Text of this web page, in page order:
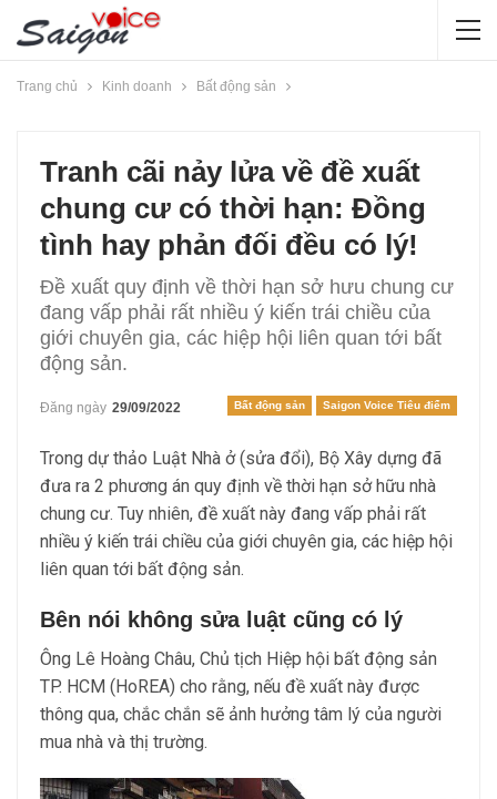
Trang chủ Kinh doanh Bất động sản
Tranh cãi nảy lửa về đề xuất
chung cư có thời hạn: Đồng
tình hay phản đối đều có lý!
Đề xuất quy định về thời hạn sở hưu chung cư
đang vấp phải rất nhiều ý kiến trái chiều của
giới chuyên gia, các hiệp hội liên quan tới bất
động sản.
Bất động sản Saigon Voice Tiêu điểm
Đăng ngày 29/09/2022
Trong dự thảo Luật Nhà ở (sửa đổi), Bộ Xây dựng đã
đưa ra 2 phương án quy định về thời hạn sở hữu nhà
chung cư. Tuy nhiên, đề xuất này đang vấp phải rất
nhiều ý kiến trái chiều của giới chuyên gia, các hiệp hội
liên quan tới bất động sản.
Bên nói không sửa luật cũng có lý
Ông Lê Hoàng Châu, Chủ tịch Hiệp hội bất động sản
TP. HCM (HoREA) cho rằng, nếu đề xuất này được
thông qua, chắc chắn sẽ ảnh hưởng tâm lý của người
mua nhà và thị trường.